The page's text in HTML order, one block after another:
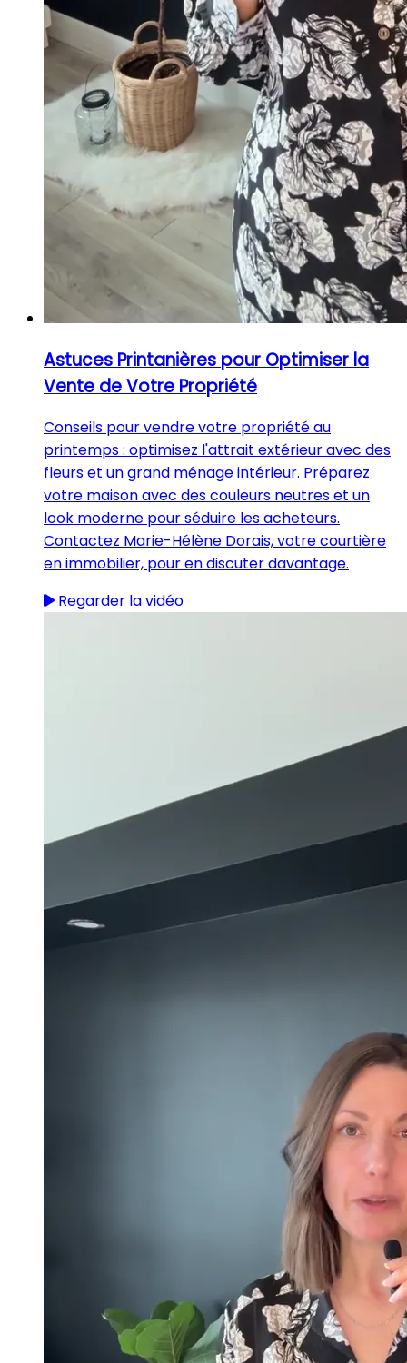
Astuces Printanières pour Optimiser la
Vente de Votre Propriété
Conseils pour vendre votre propriété au
printemps : optimisez l'attrait extérieur avec des
fleurs et un grand ménage intérieur. Préparez
votre maison avec des couleurs neutres et un
look moderne pour séduire les acheteurs.
Contactez Marie-Hélène Dorais, votre courtière
en immobilier, pour en discuter davantage.
Regarder la vidéo